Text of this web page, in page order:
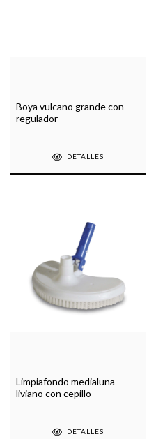
Boya vulcano grande con
regulador
DETALLES
Limpiafondo medialuna
liviano con cepillo
DETALLES